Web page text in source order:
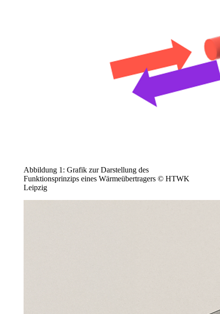
Abbildung 1: Grafik zur Darstellung des
Funktionsprinzips eines Wärmeübertragers © HTWK
Leipzig